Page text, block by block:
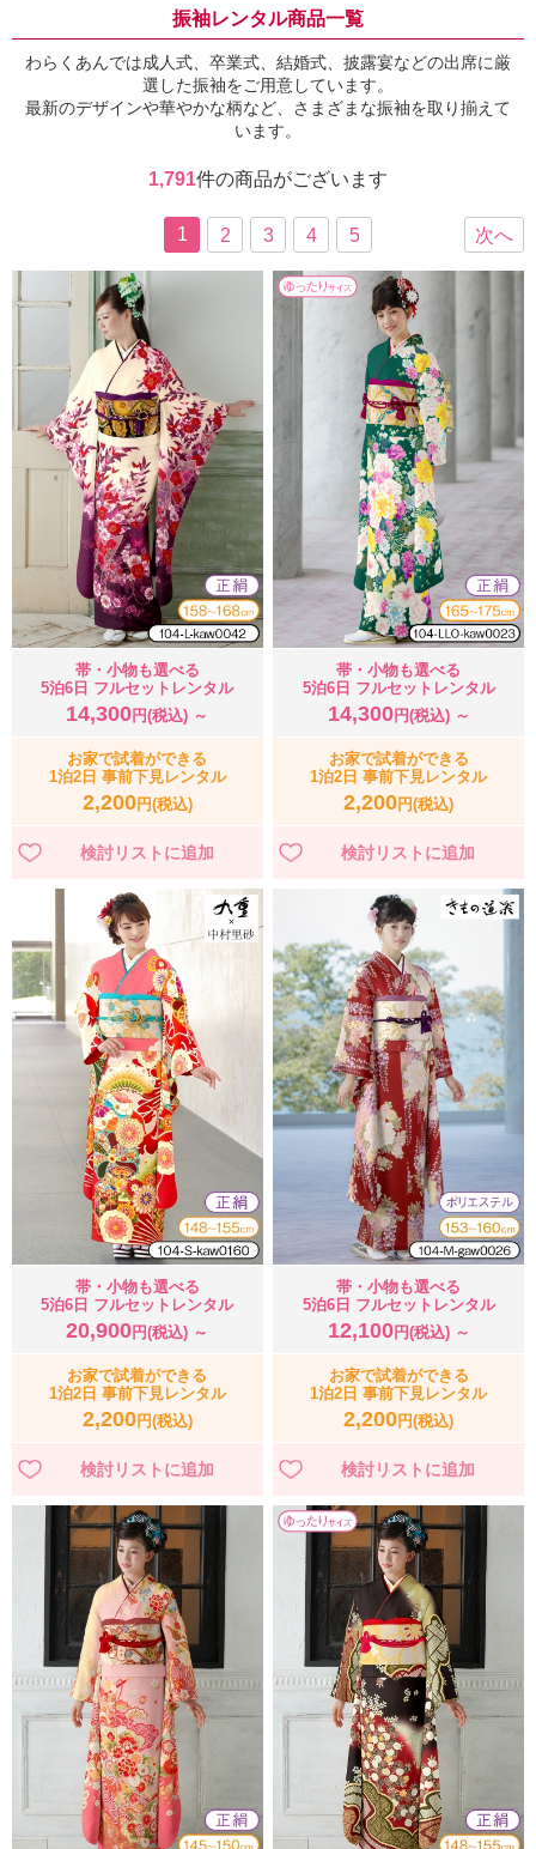
振袖レンタル商品一覧
わらくあんでは成人式、卒業式、結婚式、披露宴などの出席に厳
選した振袖をご用意しています。
最新のデザインや華やかな柄など、さまざまな振袖を取り揃えて
います。
1,791件の商品がございます
1 2 3 4 5 次へ
帯・小物も選べる
5泊6日 フルセットレンタル
14,300円(税込) ～
お家で試着ができる
1泊2日 事前下見レンタル
2,200円(税込)
帯・小物も選べる
5泊6日 フルセットレンタル
14,300円(税込) ～
お家で試着ができる
1泊2日 事前下見レンタル
2,200円(税込)
帯・小物も選べる
5泊6日 フルセットレンタル
20,900 円(税込) ～
お家で試着ができる
1泊2日 事前下見レンタル
2,200円(税込)
帯・小物も選べる
5泊6日 フルセットレンタル
12,100円(税込) ～
お家で試着ができる
1泊2日 事前下見レンタル
2,200円(税込)